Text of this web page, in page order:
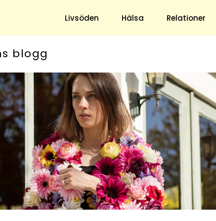
Livsöden Hälsa Relationer
& Trädgård
Hushåll
Ekonomi
Mat & Dryck
& Antikt
DIY - Gör Det Själv
Underhållning
Nöje
TV
Horoskop
Quiz
blogg